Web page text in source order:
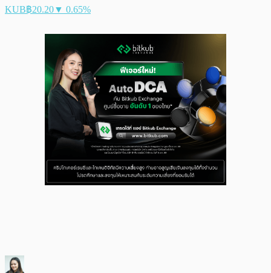
KUB฿20.20▼ 0.65%